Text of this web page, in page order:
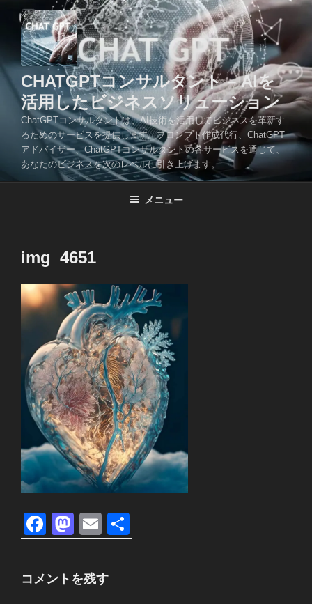
ツ
CHATGPTコンサルタント – AIを
活用したビジネスソリューション
ChatGPTコンサルタントは、AI技術を活用してビジネスを革新す
るためのサービスを提供します。プロンプト作成代行、ChatGPT
アドバイザー、ChatGPTコンサルタントの各サービスを通じて、
あなたのビジネスを次のレベルに引き上げます。
メニュー
img_4651
F
a
c
e
M
a
st
o
E
m
ail
有
コメントを残す